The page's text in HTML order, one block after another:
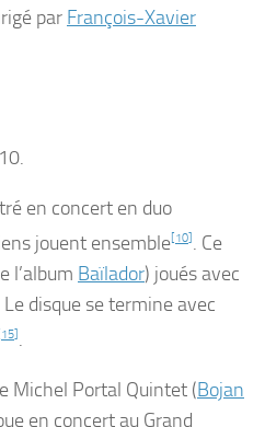
par François-Xavier
en concert en duo
jouent ensemble[10] . Ce
l’album Baïlador) joués avec
disque se termine avec
15] .
Michel Portal Quintet (Bojan
en concert au Grand